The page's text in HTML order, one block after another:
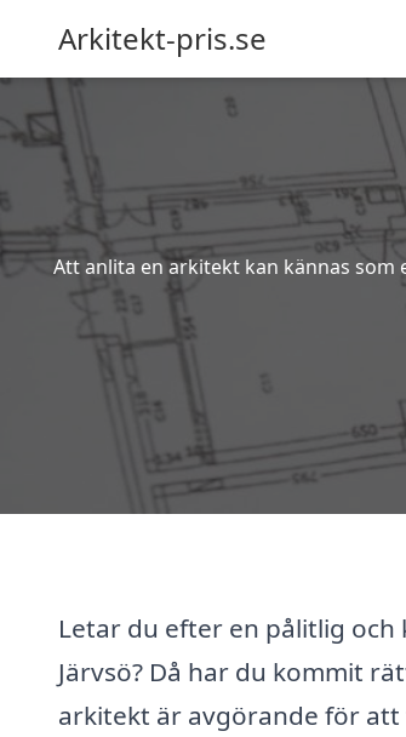
Arkitekt-pris.se
Att anlita en arkitekt kan kännas
Letar du efter en pålitlig
Järvsö? Då har du kommit
arkitekt är avgörande för